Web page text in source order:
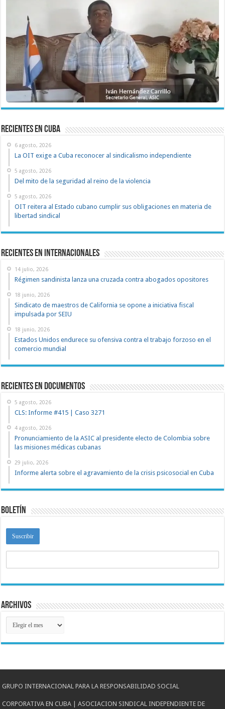
recientes en cuba
6 agosto, 2026
La OIT exige a Cuba reconocer al sindicalismo independiente
5 agosto, 2026
Del mito de la seguridad al reino de la violencia
5 agosto, 2026
OIT reitera al Estado cubano cumplir sus obligaciones en materia de
libertad sindical
Recientes en Internacionales
14 julio, 2026
Régimen sandinista lanza una cruzada contra abogados opositores
18 junio, 2026
Sindicato de maestros de California se opone a iniciativa fiscal
impulsada por SEIU
18 junio, 2026
Estados Unidos endurece su ofensiva contra el trabajo forzoso en el
comercio mundial
recientes en documentos
5 agosto, 2026
CLS: Informe #415 | Caso 3271
4 agosto, 2026
Pronunciamiento de la ASIC al presidente electo de Colombia sobre
las misiones médicas cubanas
29 julio, 2026
Informe alerta sobre el agravamiento de la crisis psicosocial en Cuba
Boletín
Archivos
Archivos
GRUPO INTERNACIONAL PARA LA RESPONSABILIDAD SOCIAL
CORPORATIVA EN CUBA | ASOCIACION SINDICAL INDEPENDIENTE DE